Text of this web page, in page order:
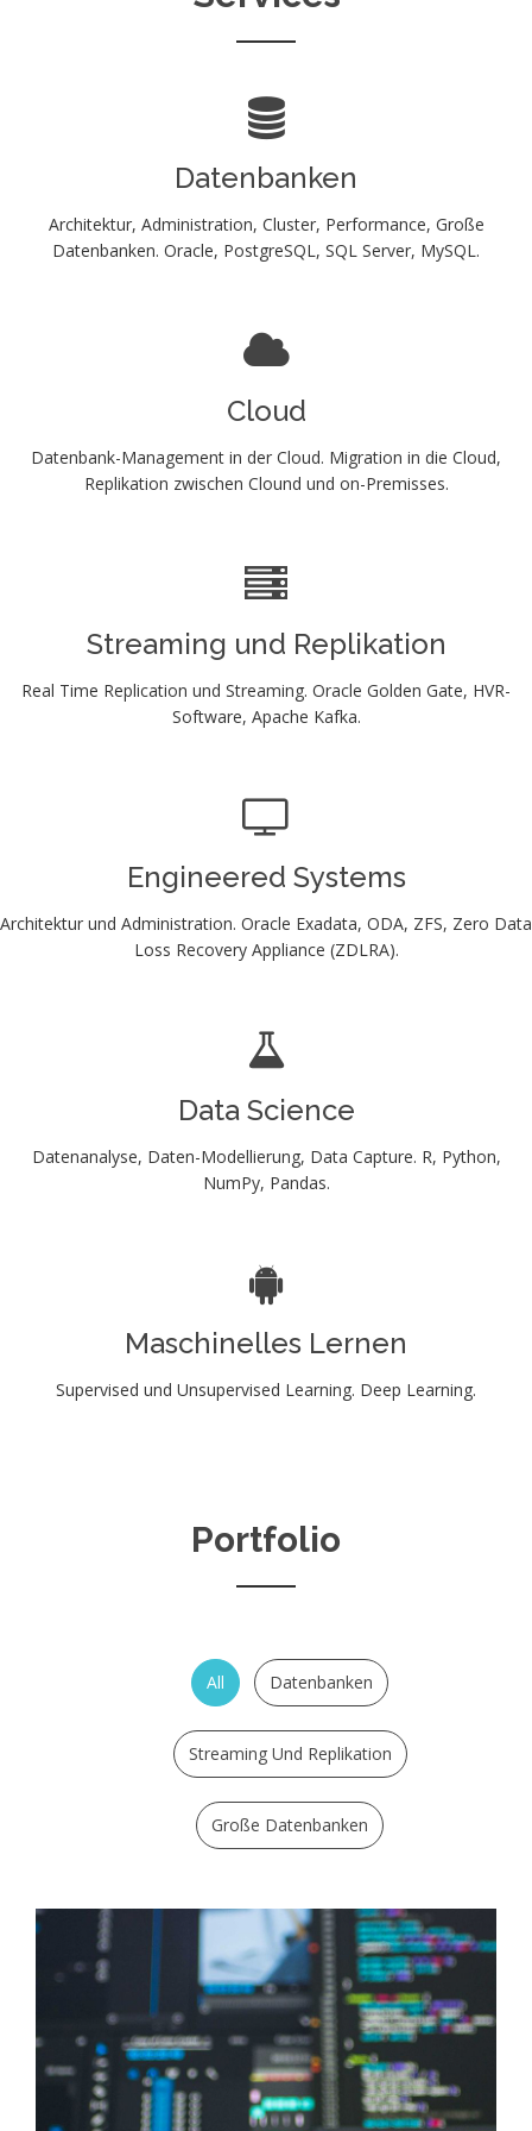
Datenbanken
Architektur, Administration, Cluster, Performance, Große
Datenbanken. Oracle, PostgreSQL, SQL Server, MySQL.
Cloud
Datenbank-Management in der Cloud. Migration in die Cloud,
Replikation zwischen Clound und on-Premisses.
Streaming und Replikation
Real Time Replication und Streaming. Oracle Golden Gate, HVR-
Software, Apache Kafka.
Engineered Systems
Architektur und Administration. Oracle Exadata, ODA, ZFS, Zero Data
Loss Recovery Appliance (ZDLRA).
Data Science
Datenanalyse, Daten-Modellierung, Data Capture. R, Python,
NumPy, Pandas.
Maschinelles Lernen
Supervised und Unsupervised Learning. Deep Learning.
Portfolio
All Datenbanken
Streaming Und Replikation
Große Datenbanken
CLOUD
Migration - Replikation - Support